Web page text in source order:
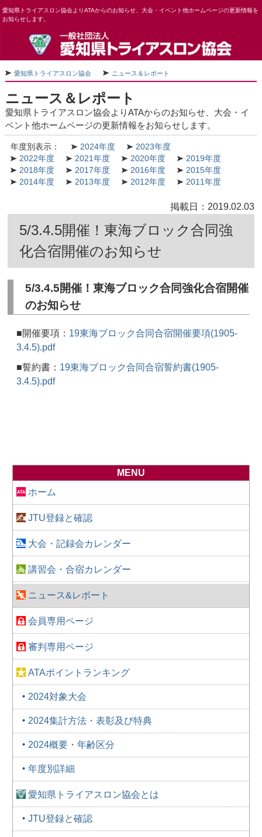
愛知県トライアスロン協会よりATAからのお知らせ、大会・イベント他ホームページの更新情報を
お知らせします。
愛知県トライアスロン協会 ニュース＆レポート
ニュース＆レポート
愛知県トライアスロン協会よりATAからのお知らせ、大会・イ
ベント他ホームページの更新情報をお知らせします。
年度別表示： 2024年度
2023年度
2022年度
2021年度 2020年度
2019年度
2018年度
2017年度 2016年度
2015年度
2014年度
2013年度 2012年度 2011年度
掲載日：2019.02.03
5/3.4.5開催！東海ブロック合同強
化合宿開催のお知らせ
5/3.4.5開催！東海ブロック合同強化合宿開催
のお知らせ
■開催要項： 19東海ブロック合同合宿開催要項(1905-
3.4.5).pdf
■誓約書： 19東海ブロック合同合宿誓約書(1905-
3.4.5).pdf
MENU
ホーム
JTU登録と確認
大会・記録会カレンダー
講習会・合宿カレンダー
ニュース&レポート
会員専用ページ
審判専用ページ
ATAポイントランキング
2024対象大会
2024集計方法・表彰及び特典
2024概要・年齢区分
年度別詳細
愛知県トライアスロン協会とは
JTU登録と確認